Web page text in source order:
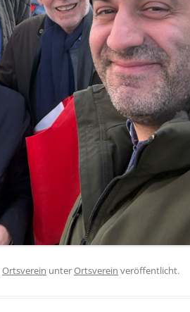
Ortsverein unterOrtsverein veröffentlicht.